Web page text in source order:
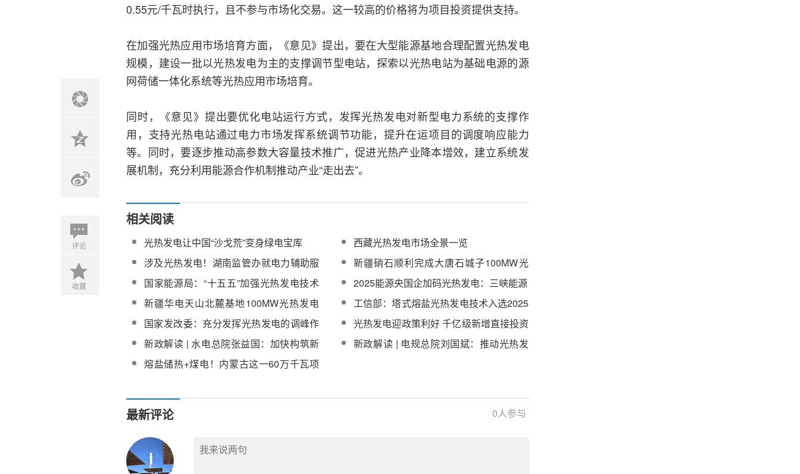
0.55元/千瓦时执行，且不参与市场化交易。这一较高的价格将为项目投资提供支持。
在加强光热应用市场培育方面，《意见》提出，要在大型能源基地合理配置光热发电
规模，建设一批以光热发电为主的支撑调节型电站，探索以光热电站为基础电源的源
网荷储一体化系统等光热应用市场培育。
同时，《意见》提出要优化电站运行方式，发挥光热发电对新型电力系统的支撑作
用，支持光热电站通过电力市场发挥系统调节功能，提升在运项目的调度响应能力
等。同时，要逐步推动高参数大容量技术推广，促进光热产业降本增效，建立系统发
展机制，充分利用能源合作机制推动产业“走出去”。
评论
收藏
相关阅读
光热发电让中国“沙戈荒”变身绿电宝库
西藏光热发电市场全景一览
涉及光热发电！湖南监管办就电力辅助服
务、电力并网运行管理实施细则征求意见
（含附件）
新疆硝石顺利完成大唐石城子100MW光
热发电项目供盐化盐工作
国家能源局：“十五五”加强光热发电技术
攻关和装备研发
2025能源央国企加码光热发电：三峡能源
新疆华电天山北麓基地100MW光热发电
工程EPC总承包项目进口熔盐阀等采购
工信部：塔式熔盐光热发电技术入选2025
国家节能降碳技术推荐目录
国家发改委：充分发挥光热发电的调峰作
用，推动风电光伏光热等多品类新能源一
体化发展
光热发电迎政策利好 千亿级新增直接投资
可期
新政解读 | 水电总院张益国：加快构筑新
型电力系统重要支撑 开启我国光热发电规
模化发展新征程
新政解读 | 电规总院刘国斌：推动光热发
熔盐储热+煤电！内蒙古这一60万千瓦项
最新评论 0人参与